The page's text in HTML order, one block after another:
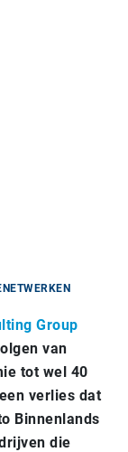
Group
van
tot wel 40
verlies dat
Binnenlands
die